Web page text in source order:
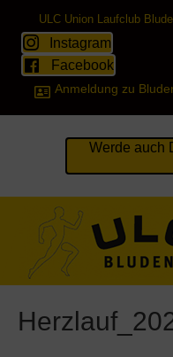
ULC Union Laufclub
Instagram
Facebook
Anmeldung zu
Werde auch